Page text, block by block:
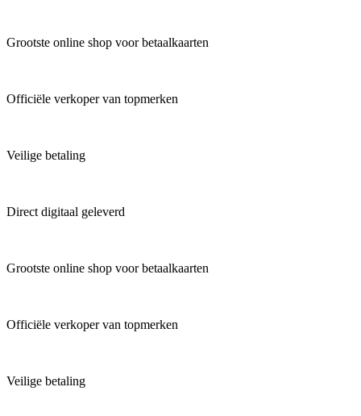
Grootste online shop voor betaalkaarten
Officiële verkoper van topmerken
Veilige betaling
Direct digitaal geleverd
Grootste online shop voor betaalkaarten
Officiële verkoper van topmerken
Veilige betaling